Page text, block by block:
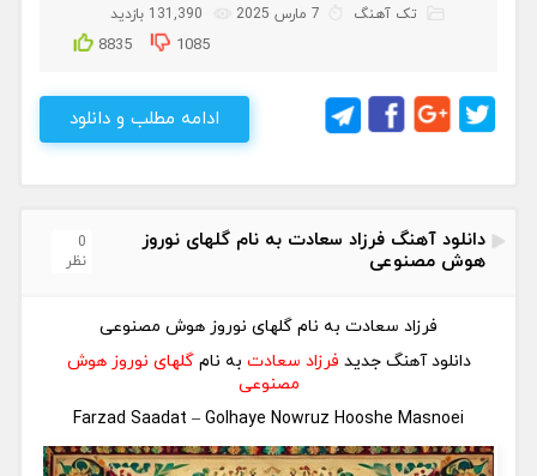
تک آهنگ 7 مارس 2025 131,390 بازدید
8835 1085
ادامه مطلب و دانلود
دانلود آهنگ فرزاد سعادت به نام گلهای نوروز
هوش مصنوعی
0
نظر
فرزاد سعادت به نام گلهای نوروز هوش مصنوعی
دانلود آهنگ جدید فرزاد سعادت به نامگلهای نوروز هوش
مصنوعی
Farzad Saadat – Golhaye Nowruz Hooshe Masnoei